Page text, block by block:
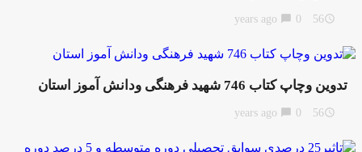
access_time
56 years ago
chat_bubble
تدوین وچاپ کتاب 746 شهید فرهنگی ودانش آموز استان
access_time
56 years ago
chat_bubble